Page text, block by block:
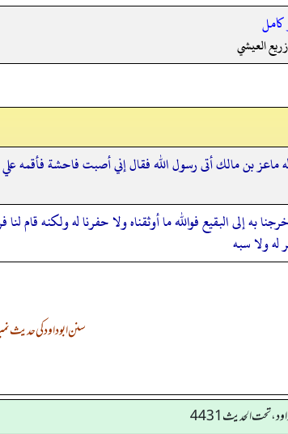
العيشي
بن مالك أتى رسول الله فقال إني أصبت فاحشة فأقمه علي
به إلى البقيع فوالله ما أوثقناه ولا حفرنا له ولكنه قام
ولا سبه
سنن ابوداود کی حدیث نمبر 4431 کے فوائد و
، تحت الحديث 4431